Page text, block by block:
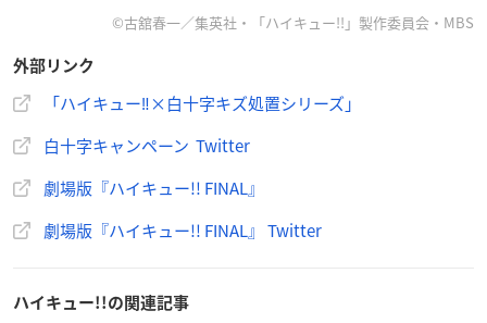
／#白十字
コラボキャンペーンが6月15日より開催！
キズ処置アイテムを持った
キャラクターたちが登場！
キャンペーン限定グッズが当たる！
animepic.twitter.com/bwhZmHEAyc
©古舘春一／集英社・「ハイキュー!!」製作委員会・MBS
外部リンク
「ハイキュー‼×白十字キズ処置シリーズ」
白十字キャンペーン Twitter
劇場版『ハイキュー!! FINAL』
劇場版『ハイキュー!! FINAL』 Twitter
ハイキュー!!の関連記事